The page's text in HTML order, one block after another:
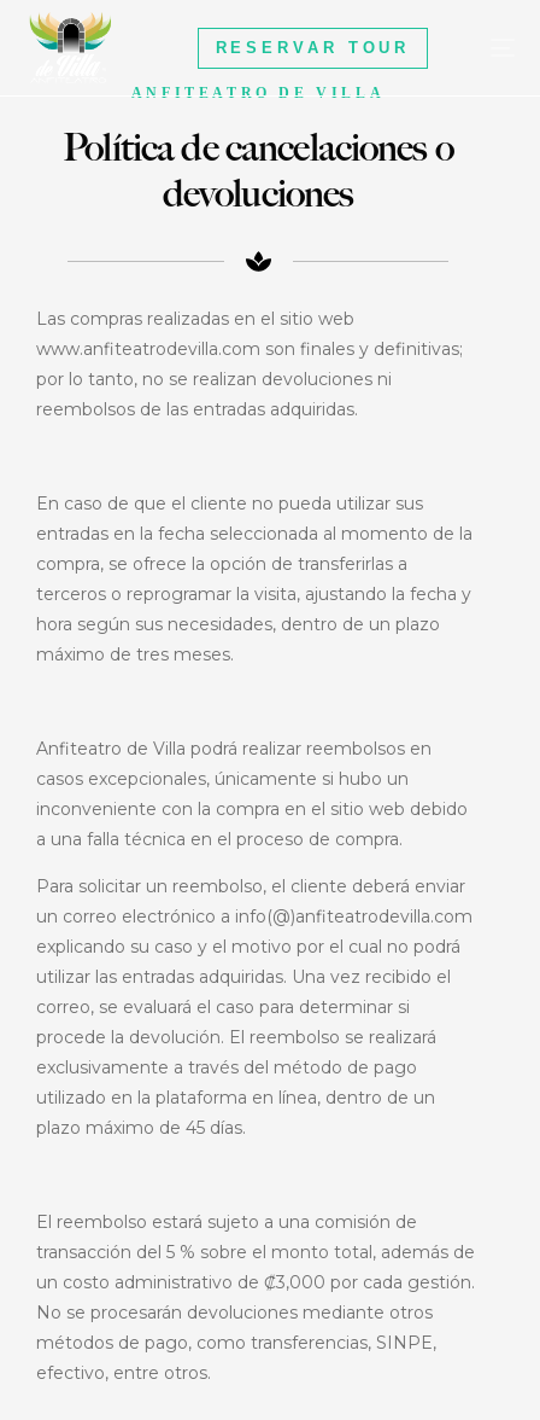
ES
RESERVAR TOUR
ANFITEATRO DE VILLA
Política de cancelaciones o
devoluciones
Las compras realizadas en el sitio web
www.anfiteatrodevilla.com son finales y definitivas;
por lo tanto, no se realizan devoluciones ni
reembolsos de las entradas adquiridas.
En caso de que el cliente no pueda utilizar sus
entradas en la fecha seleccionada al momento de la
compra, se ofrece la opción de transferirlas a
terceros o reprogramar la visita, ajustando la fecha y
hora según sus necesidades, dentro de un plazo
máximo de tres meses.
Anfiteatro de Villa podrá realizar reembolsos en
casos excepcionales, únicamente si hubo un
inconveniente con la compra en el sitio web debido
a una falla técnica en el proceso de compra.
Para solicitar un reembolso, el cliente deberá enviar
un correo electrónico a info(@)anfiteatrodevilla.com
explicando su caso y el motivo por el cual no podrá
utilizar las entradas adquiridas. Una vez recibido el
correo, se evaluará el caso para determinar si
procede la devolución. El reembolso se realizará
exclusivamente a través del método de pago
utilizado en la plataforma en línea, dentro de un
plazo máximo de 45 días.
El reembolso estará sujeto a una comisión de
transacción del 5 % sobre el monto total, además de
un costo administrativo de ₡3,000 por cada gestión.
No se procesarán devoluciones mediante otros
métodos de pago, como transferencias, SINPE,
efectivo, entre otros.